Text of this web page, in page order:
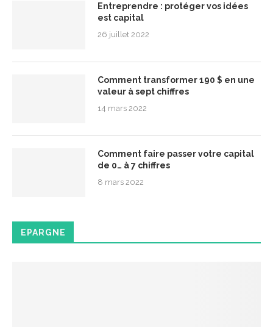
Entreprendre : protéger vos idées
est capital
26 juillet 2022
Comment transformer 190 $ en une
valeur à sept chiffres
14 mars 2022
Comment faire passer votre capital
de 0… à 7 chiffres
8 mars 2022
EPARGNE